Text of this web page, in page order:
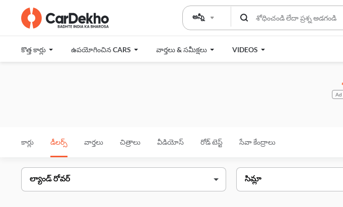
అన్నీ
కొత్త కార్లు ఉపయోగించిన CARS వార్తలు & సమీక్షలు VIDEOS
Ad
కార్లు డీలర్స్ వార్తలు చిత్రాలు వీడియోస్ రోడ్ టెస్ట్ సేవా కేంద్రాలు